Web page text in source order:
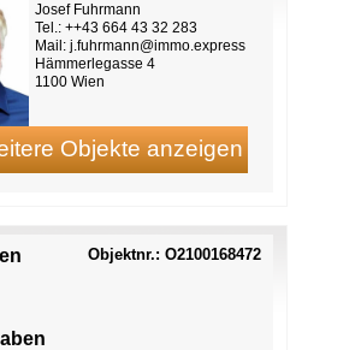
Josef Fuhrmann
Tel.: ++43 664 43 32 283
Mail: j.fuhrmann@immo.express
Hämmerlegasse 4
1100 Wien
Objektnr.: O2100168472